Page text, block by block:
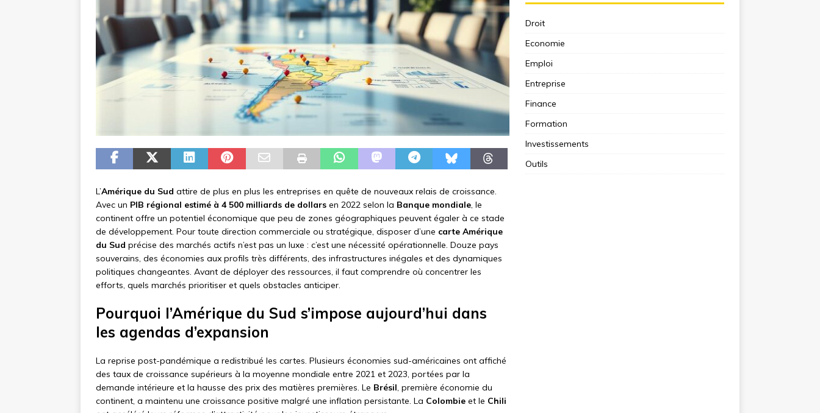
L’Amérique du Sud attire de plus en plus les entreprises en quête de nouveaux relais de croissance.
Avec un PIB régional estimé à 4 500 milliards de dollars en 2022 selon la Banque mondiale, le
continent offre un potentiel économique que peu de zones géographiques peuvent égaler à ce stade
de développement. Pour toute direction commerciale ou stratégique, disposer d’une carte Amérique
du Sud précise des marchés actifs n’est pas un luxe : c’est une nécessité opérationnelle. Douze pays
souverains, des économies aux profils très différents, des infrastructures inégales et des dynamiques
politiques changeantes. Avant de déployer des ressources, il faut comprendre où concentrer les
efforts, quels marchés prioritiser et quels obstacles anticiper.
Pourquoi l’Amérique du Sud s’impose aujourd’hui dans
les agendas d’expansion
La reprise post-pandémique a redistribué les cartes. Plusieurs économies sud-américaines ont affiché
des taux de croissance supérieurs à la moyenne mondiale entre 2021 et 2023, portées par la
demande intérieure et la hausse des prix des matières premières. Le Brésil, première économie du
continent, a maintenu une croissance positive malgré une inflation persistante. La Colombie et le Chili
Droit
Economie
Emploi
Entreprise
Finance
Formation
Investissements
Outils